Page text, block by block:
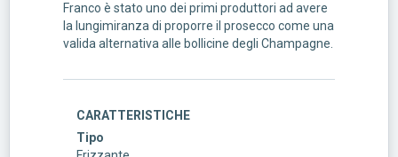
Franco è stato uno dei primi produttori ad avere
la lungimiranza di proporre il prosecco come una
valida alternativa alle bollicine degli Champagne.
CARATTERISTICHE
Tipo